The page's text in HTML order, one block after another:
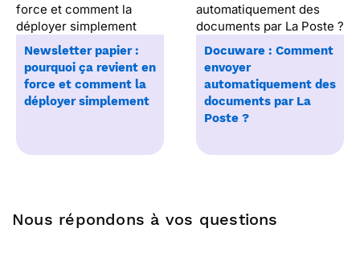
Newsletter papier :
pourquoi ça revient en
force et comment la
déployer simplement
Docuware : Comment
envoyer
automatiquement des
documents par La
Poste ?
Nous répondons à vos questions